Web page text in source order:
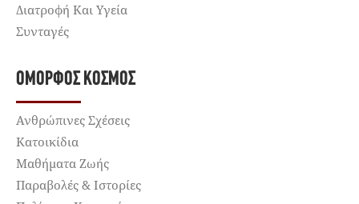
Διατροφή Και Υγεία
Συνταγές
ΌΜΟΡΦΟΣ ΚΌΣΜΟΣ
Ανθρώπινες Σχέσεις
Κατοικίδια
Μαθήματα Ζωής
Παραβολές & Ιστορίες